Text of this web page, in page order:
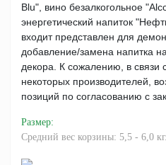
Blu", вино безалкогольное
энергетический напиток
входит представлен для
добавление/замена напитка
декора. К сожалению, в связи
некоторых производителей,
позиций по согласованию с
Размер:
Средний вес корзины: 5,5 - 6,0 кг.